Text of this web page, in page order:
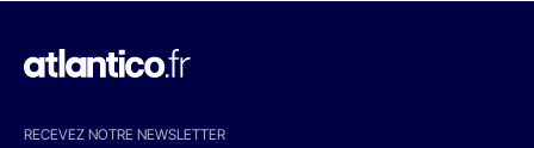
RECEVEZ NOTRE NEWSLETTER